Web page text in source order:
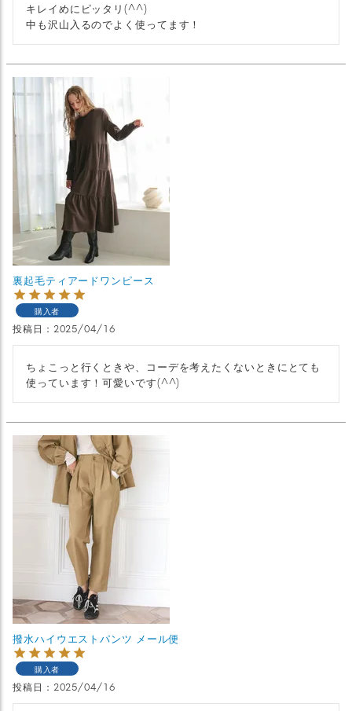
キレイめにピッタリ(^^)
中も沢山入るのでよく使ってます！
裏起毛ティアードワンピース
購入者
投稿日 2025/04/16
ちょこっと行くときや、コーデを考えたくないときにとても
使っています！可愛いです(^^)
撥水ハイウエストパンツ メール便
購入者
投稿日 2025/04/16